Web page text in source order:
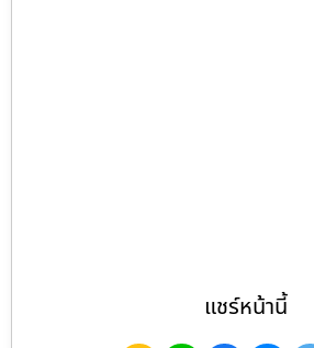
แชร์หน้านี้